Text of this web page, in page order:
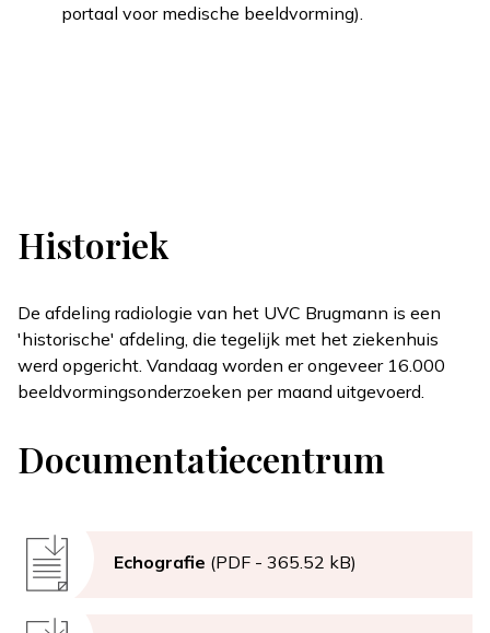
portaal voor medische beeldvorming).
Historiek
De afdeling radiologie van het UVC Brugmann is een
'historische' afdeling, die tegelijk met het ziekenhuis
werd opgericht. Vandaag worden er ongeveer 16.000
beeldvormingsonderzoeken per maand uitgevoerd.
Documentatiecentrum
Document
Echografie (PDF - 365.52 kB)